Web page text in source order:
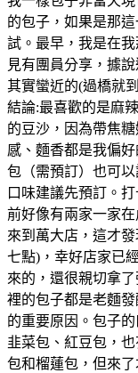
的包子，如果是那
試。最早，我是在
見有團員分享，據
其實蠻近的(過橋就
結論:最喜歡的是麻
的豆沙，因為帶焦
感、麵香都是我偏
包（需預訂）也可
口味建議先預訂。
前好像有兩家一家
來到萬大店，這才
七點)，幸好店家已
來的，還很親切拿
裡的包子都是老麵
的重要原因。包子
韭菜包、紅豆包，
包和榴蓮包，但來